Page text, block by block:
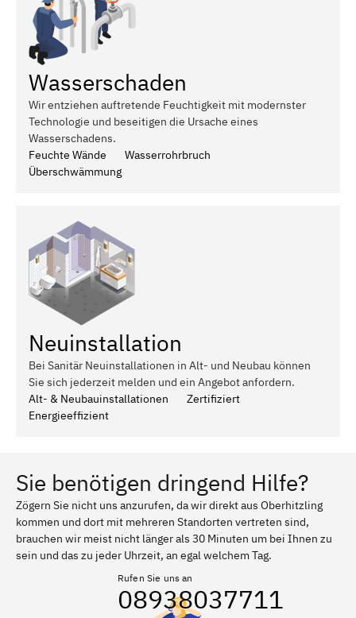
Wasserschaden
Wir entziehen auftretende Feuchtigkeit mit modernster
Technologie und beseitigen die Ursache eines
Wasserschadens.
Feuchte Wände
Wasserrohrbruch
Überschwämmung
Neuinstallation
Bei Sanitär Neuinstallationen in Alt- und Neubau können
Sie sich jederzeit melden und ein Angebot anfordern.
Alt- & Neubauinstallationen
Zertifiziert
Energieeffizient
Sie benötigen dringend Hilfe?
Zögern Sie nicht uns anzurufen, da wir direkt aus Oberhitzling
kommen und dort mit mehreren Standorten vertreten sind,
brauchen wir meist nicht länger als 30 Minuten um bei Ihnen zu
sein und das zu jeder Uhrzeit, an egal welchem Tag.
Rufen Sie uns an
08938037711